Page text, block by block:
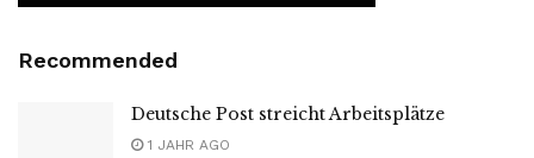
Recommended
Deutsche Post streicht Arbeitsplätze
1 JAHR AGO